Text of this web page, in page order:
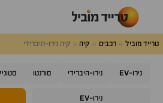
טרייד מוביל רכבים קיה קיה נירו-היברידי
נירו-EV נירו-היברידי סורנטו
נירו-EV